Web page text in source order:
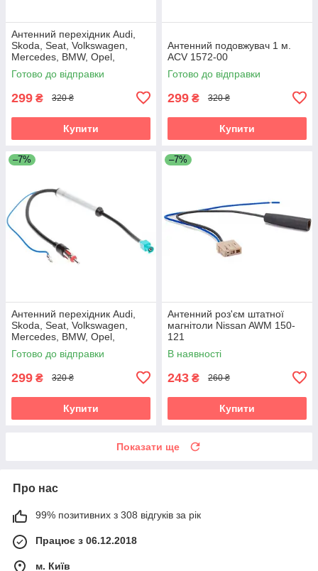
Антенний перехідник Audi,
Skoda, Seat, Volkswagen,
Mercedes, BMW, Opel,
Citroen, Peugeot, Renault ACV
1524-03
Готово до відправки
299 ₴ 320 ₴
Купити
Антенний подовжувач 1 м.
ACV 1572-00
Готово до відправки
299 ₴ 320 ₴
Купити
–7%
Антенний перехідник Audi,
Skoda, Seat, Volkswagen,
Mercedes, BMW, Opel,
Citroen, Peugeot, Renault
Carav 13-008
Готово до відправки
299 ₴ 320 ₴
Купити
–7%
Антенний роз'єм штатної
магнітоли Nissan AWM 150-
121
В наявності
243 ₴ 260 ₴
Купити
Показати ще
Про нас
99% позитивних з 308 відгуків за рік
Працює з 06.12.2018
м. Київ